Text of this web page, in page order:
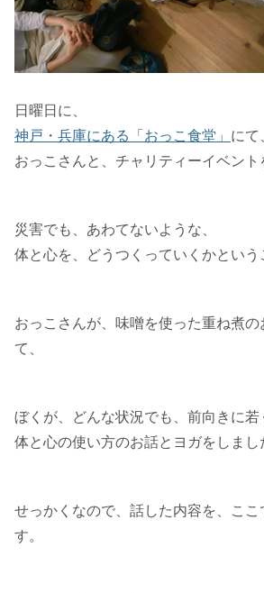
日曜日に、
神戸・兵庫にある「おっこ食堂」 にて
おっこさんと、チャリティーイベント
災害でも、あわてないような、
体と心を、どうつくっていくかという
おっこさんが、味噌を使った重ね煮
て、
ぼくが、どんな状況でも、前向きに若
体と心の使い方のお話とヨガをしまし
せっかくなので、話した内容を、ここ
す。